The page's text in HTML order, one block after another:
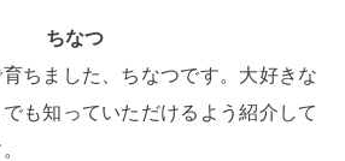
ちなつ
ちました、ちなつです。大好きな
も知っていただけるよう紹介して